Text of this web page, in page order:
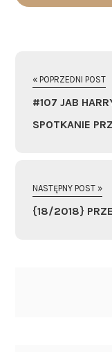
« POPRZEDNI POST
#107 JAB
SPOTKANIE
NASTĘPNY POST »
{18/2018}